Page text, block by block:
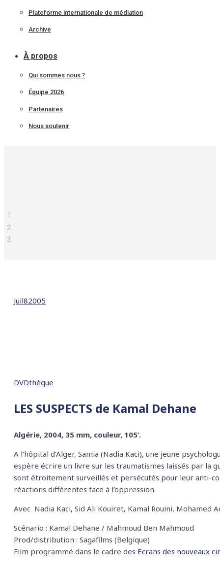
Plateforme internationale de médiation
Archive
À propos
Qui sommes nous ?
Équipe 2026
Partenaires
Nous soutenir
Juil82005
DVDthèque
LES SUSPECTS de Kamal Dehane
Algérie, 2004, 35 mm, couleur, 105’.
A l’hôpital d’Alger, Samia (Nadia Kaci), une jeune
espère écrire un livre sur les traumatismes laissés par la
sont étroitement surveillés et persécutés pour leur anti-
réactions différentes face à l’oppression.
Avec Nadia Kaci, Sid Ali Kouiret, Kamal Rouini, Mohamed
Scénario : Kamal Dehane / Mahmoud Ben Mahmoud
Prod/distribution : Sagafilms (Belgique)
Film programmé dans le cadre des Ecrans des nouveaux